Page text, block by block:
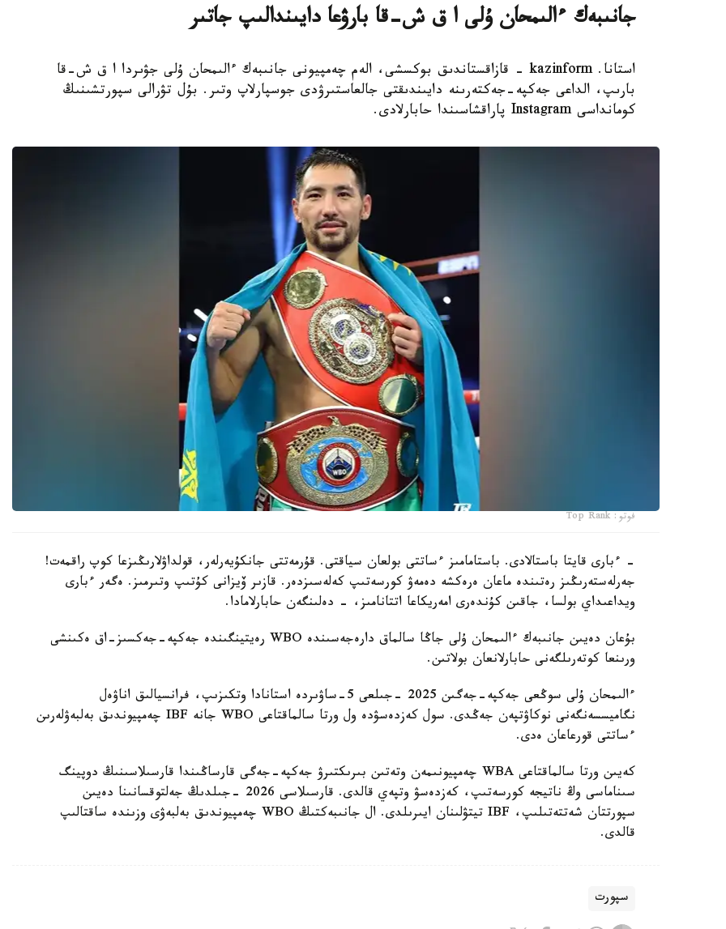
جانىبەك ءالىمحان ۇلى ا ق ش-قا بارۋعا دايىندالىپ جاتىر
استانا. kazinform - قازاقستاندىق بوكسشى، الەم چەمپيونى جانىبەك ءالىمحان ۇلى جۋىردا ا ق ش-قا
بارىپ، الداعى جەكپە-جەكتەرىنە دايىندىقتى جالعاستىرۋدى جوسپارلاپ وتىر. بۇل تۋرالى سپورتشىنىڭ
كومانداسى Instagram پاراقشاسىندا حابارلادى.
فوتو: Top Rank
- ءبارى قايتا باستالادى. باستامامىز ءساتتى بولعان سياقتى. قۇرمەتتى جانكۇيەرلەر، قولداۋلارىڭىزعا كوپ راقمەت!
جەرلەستەرىڭىز رەتىندە ماعان ەرەكشە دەمەۋ كورسەتىپ كەلەسىزدەر. قازىر ۆيزانى كۇتىپ وتىرمىز. ەگەر ءبارى
ويداعىداي بولسا، جاقىن كۇندەرى امەريكاعا اتتانامىز، - دەلىنگەن حابارلامادا.
بۇعان دەيىن جانىبەك ءالىمحان ۇلى جاڭا سالماق دارەجەسىندە WBO رەيتينگىندە جەكپە-جەكسىز-اق ەكىنشى
ورىنعا كوتەرىلگەنى حابارلانعان بولاتىن.
ءالىمحان ۇلى سوڭعى جەكپە-جەگىن 2025 -جىلعى 5-ساۋىردە استانادا وتكىزىپ، فرانسيالىق اناۋەل
نگاميسسەنگەنى نوكاۋتپەن جەڭدى. سول كەزدەسۋدە ول ورتا سالماقتاعى WBO جانە IBF چەمپيوندىق بەلبەۋلەرىن
ءساتتى قورعاعان ەدى.
كەيىن ورتا سالماقتاعى WBA چەمپيونىمەن وتەتىن بىرىكتىرۋ جەكپە-جەگى قارساڭىندا قارسىلاسىنىڭ دوپينگ
سىناماسى وڭ ناتيجە كورسەتىپ، كەزدەسۋ وتپەي قالدى. قارسىلاسى 2026 -جىلدىڭ جەلتوقسانىنا دەيىن
سپورتتان شەتتەتىلىپ، IBF تيتۋلىنان ايىرىلدى. ال جانىبەكتىڭ WBO چەمپيوندىق بەلبەۋى وزىندە ساقتالىپ
قالدى.
سپورت